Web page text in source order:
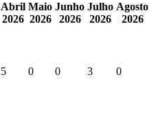
Abril
2026
Maio
2026
Junho
2026
Julho
2026
Agosto
2026
5 0 0 3 0